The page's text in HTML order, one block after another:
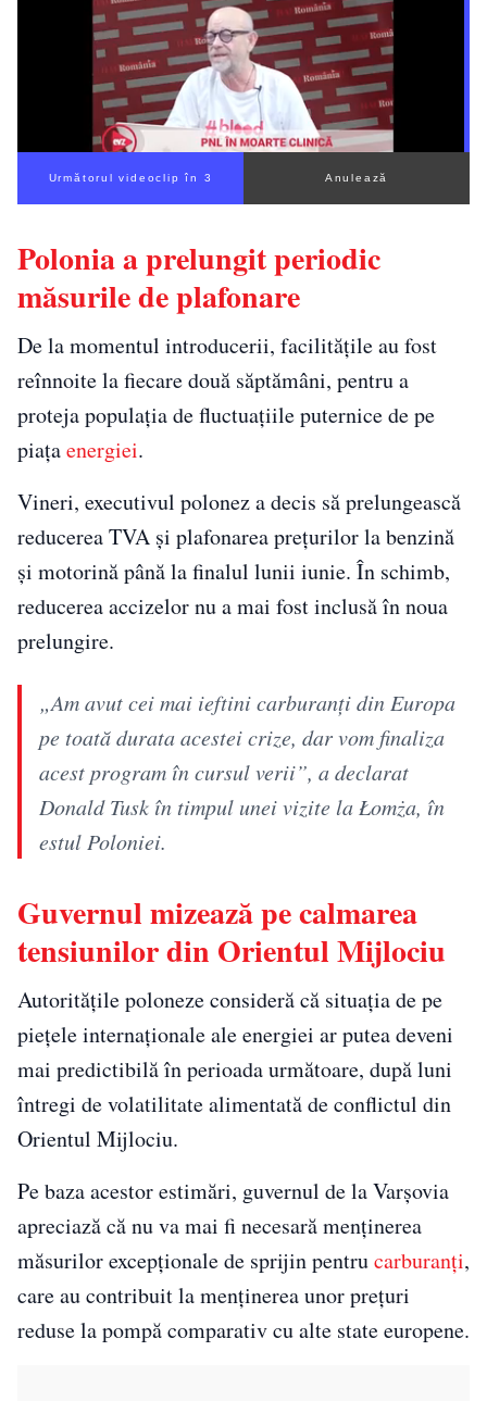
Următorul videoclip în 2 Anulează
Polonia a prelungit periodic
măsurile de plafonare
De la momentul introducerii, facilitățile au fost
reînnoite la fiecare două săptămâni, pentru a
proteja populația de fluctuațiile puternice de pe
piațaenergiei.
Vineri, executivul polonez a decis să prelungească
reducerea TVA și plafonarea prețurilor la benzină
și motorină până la finalul lunii iunie. În schimb,
reducerea accizelor nu a mai fost inclusă în noua
prelungire.
„Am avut cei mai ieftini carburanți din Europa
pe toată durata acestei crize, dar vom finaliza
acest program în cursul verii”, a declarat
Donald Tusk în timpul unei vizite la Łomża, în
estul Poloniei.
Guvernul mizează pe calmarea
tensiunilor din Orientul Mijlociu
Autoritățile poloneze consideră că situația de pe
piețele internaționale ale energiei ar putea deveni
mai predictibilă în perioada următoare, după luni
întregi de volatilitate alimentată de conflictul din
Orientul Mijlociu.
Pe baza acestor estimări, guvernul de la Varșovia
apreciază că nu va mai fi necesară menținerea
măsurilor excepționale de sprijin pentrucarburanți,
care au contribuit la menținerea unor prețuri
reduse la pompă comparativ cu alte state europene.